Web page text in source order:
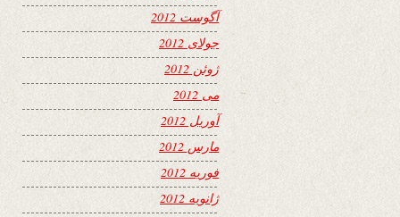
آگوست 2012
جولای 2012
ژوئن 2012
می 2012
آوریل 2012
مارس 2012
فوریه 2012
ژانویه 2012